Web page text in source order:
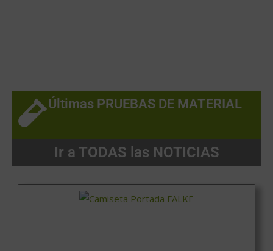
Últimas PRUEBAS DE MATERIAL
Ir a TODAS las NOTICIAS